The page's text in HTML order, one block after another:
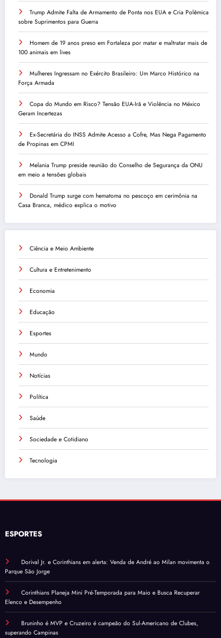
Trump Admite Falta de Armamento de Ponta nos EUA e Cria Polêmica
sobre Suprimentos para Guerra
Homem de 19 anos preso em Fortaleza por matar e maltratar mais de
100 animais em lives
Mulheres Ingressam no Exército Brasileiro: Um Marco Histórico na
Força Armada
Copa do Mundo em Risco? Tensão EUA-Irã e Violência no México
Geram Incertezas
Ex-Secretária do INSS Admite Acesso a Cofre, Mas Nega Pagamento
de Propinas em CPMI
Melania Trump preside reunião do Conselho de Segurança da ONU
em meio a tensões globais
Donald Trump surge com hematoma no pescoço em cerimônia na
Casa Branca, médico explica o motivo
Ciência e Meio Ambiente
Cultura e Entretenimento
Economia
Educação
Esportes
Mundo
Notícias
Política
Saúde
Sociedade e Cotidiano
Tecnologia
ESPORTES
Dorival Jr. e Corinthians em alerta: Venda de André ao Milan movimenta o
Parque São Jorge
Corinthians Planeja Mini Pré-Temporada para Maio e Busca Recuperar
Elenco e Desempenho
Bruninho é MVP e Cruzeiro é campeão do Sul-Americano de Clubes,
superando Campinas